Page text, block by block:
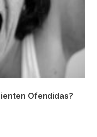
Ofendidas?